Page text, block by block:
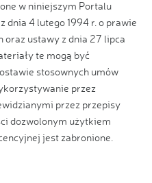
w niniejszym Portalu
dnia 4 lutego 1994 r. o prawie
ustawy z dnia 27 lipca
te mogą być
stosownych umów
przez
przez przepisy
dozwolonym użytkiem
jest zabronione.